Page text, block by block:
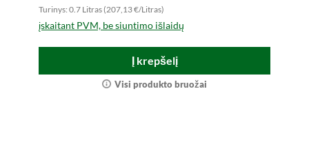
Turinys: 0.7 Litras (207,13 €/Litras)
įskaitant PVM, be siuntimo išlaidų
Į krepšelį
Visi produkto bruožai